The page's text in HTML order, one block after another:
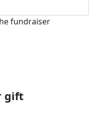
fundraiser
gift